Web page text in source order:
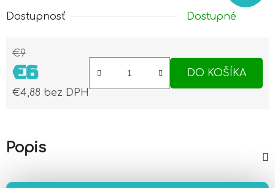
Dostupnosť Dostupné
€9
€6
€4,88 bez DPH
DO KOŠÍKA
Popis